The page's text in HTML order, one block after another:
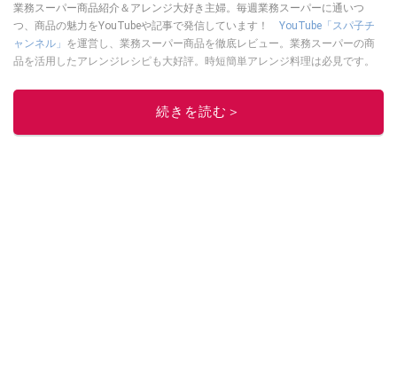
業務スーパー商品紹介＆アレンジ大好き主婦。毎週業務スーパーに通いつ
つ、商品の魅力をYouTubeや記事で発信しています！ YouTube「スパ子チ
ャンネル」 を運営し、業務スーパー商品を徹底レビュー。業務スーパーの商
品を活用したアレンジレシピも大好評。時短簡単アレンジ料理は必見です。
このイチオシストの他の記事を読む
続きを読む＞